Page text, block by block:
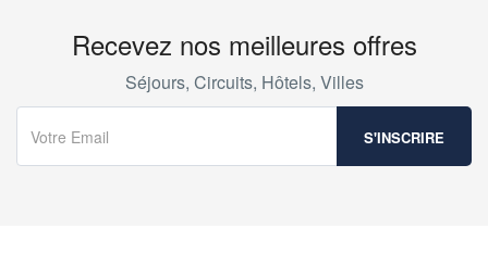
Recevez nos meilleures offres
Séjours, Circuits, Hôtels, Villes